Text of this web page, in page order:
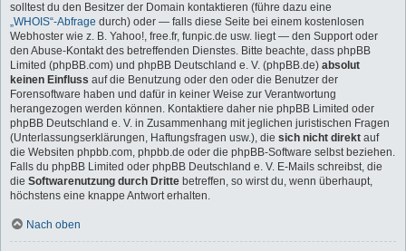
solltest du den Besitzer der Domain kontaktieren (führe dazu eine
„WHOIS“-Abfrage durch) oder — falls diese Seite bei einem kostenlosen
Webhoster wie z. B. Yahoo!, free.fr, funpic.de usw. liegt — den Support oder
den Abuse-Kontakt des betreffenden Dienstes. Bitte beachte, dass phpBB
Limited (phpBB.com) und phpBB Deutschland e. V. (phpBB.de) absolut
keinen Einfluss auf die Benutzung oder den oder die Benutzer der
Forensoftware haben und dafür in keiner Weise zur Verantwortung
herangezogen werden können. Kontaktiere daher nie phpBB Limited oder
phpBB Deutschland e. V. in Zusammenhang mit jeglichen juristischen Fragen
(Unterlassungserklärungen, Haftungsfragen usw.), die sich nicht direkt auf
die Websiten phpbb.com, phpbb.de oder die phpBB-Software selbst beziehen.
Falls du phpBB Limited oder phpBB Deutschland e. V. E-Mails schreibst, die
die Softwarenutzung durch Dritte betreffen, so wirst du, wenn überhaupt,
höchstens eine knappe Antwort erhalten.
Nach oben